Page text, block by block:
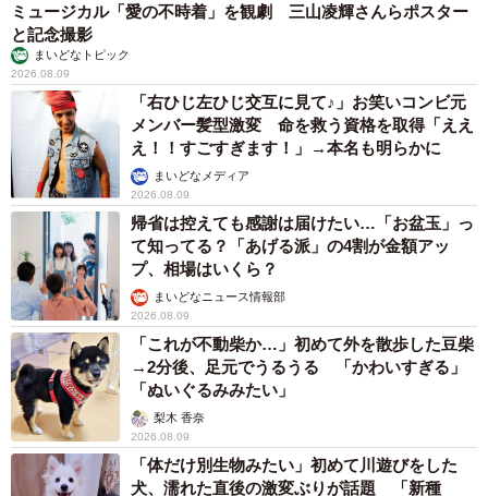
ミュージカル「愛の不時着」を観劇 三山凌輝さんらポスター
と記念撮影
まいどなトピック
2026.08.09
「右ひじ左ひじ交互に見て♪」お笑いコンビ元
メンバー髪型激変 命を救う資格を取得「ええ
え！！すごすぎます！」→本名も明らかに
まいどなメディア
2026.08.09
帰省は控えても感謝は届けたい…「お盆玉」っ
て知ってる？「あげる派」の4割が金額アッ
プ、相場はいくら？
まいどなニュース情報部
2026.08.09
「これが不動柴か…」初めて外を散歩した豆柴
→2分後、足元でうるうる 「かわいすぎる」
「ぬいぐるみみたい」
梨木 香奈
2026.08.09
「体だけ別生物みたい」初めて川遊びをした
犬、濡れた直後の激変ぶりが話題 「新種